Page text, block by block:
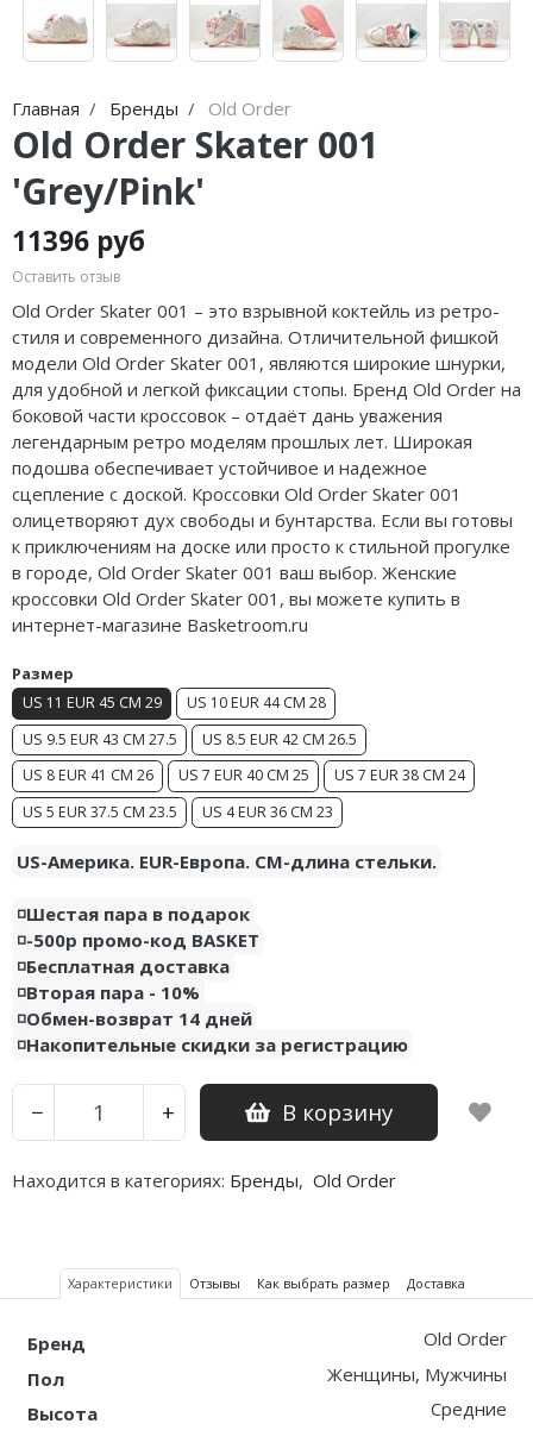
Главная Бренды Old Order
Old Order Skater 001
'Grey/Pink'
11396 руб
Оставить отзыв
Old Order Skater 001 – это взрывной коктейль из ретро-
стиля и современного дизайна. Отличительной фишкой
модели Old Order Skater 001, являются широкие шнурки,
для удобной и легкой фиксации стопы. Бренд Old Order на
боковой части кроссовок – отдаёт дань уважения
легендарным ретро моделям прошлых лет. Широкая
подошва обеспечивает устойчивое и надежное
сцепление с доской. Кроссовки Old Order Skater 001
олицетворяют дух свободы и бунтарства. Если вы готовы
к приключениям на доске или просто к стильной прогулке
в городе, Old Order Skater 001 ваш выбор. Женские
кроссовки Old Order Skater 001, вы можете купить в
интернет-магазине Basketroom.ru
Размер
US 11 EUR 45 CM 29
US 10 EUR 44 CM 28
US 9.5 EUR 43 CM 27.5
US 8.5 EUR 42 CM 26.5
US 8 EUR 41 CM 26
US 7 EUR 40 CM 25
US 7 EUR 38 CM 24
US 5 EUR 37.5 CM 23.5
US 4 EUR 36 CM 23
US-Америка. EUR-Европа. CM-длина стельки.
◽️Шестая пара в подарок
◽️-500р промо-код BASKET
◽️Бесплатная доставка
◽️Вторая пара - 10%
◽️Обмен-возврат 14 дней
◽️Накопительные скидки за регистрацию
− + В корзину
Находится в категориях: Бренды, Old Order
Характеристики Отзывы Как выбрать размер Доставка
Бренд
Old Order
Пол
Женщины, Мужчины
Высота
Средние
Jordan Tatum
Air Jordan 312
Air Jordan 40
Air Jordan 39
Air Jordan 38
Air Jordan 37
Air Jordan 36
Air Jordan 1
Air Jordan 3
Air Jordan 4
Air Jordan 5
Air Jordan 6
Air Jordan 10
Air Jordan 11
Air Jordan 12
Air Jordan 13
Air Jordan 14
Air Jordan 15
Air Jordan 23
Nike Dunk
Nike Shox
Nike Blazer
Nike P-6000
Nike Initiator
Nike Pegasus
Nike Precision
Nike Hyperdunk
Nike Hyperset
Nike Cosmic Unity
Nike Air Deldon
Nike Sabrina
Nike ST
Nike GT
Nike Ja
Nike Book
Nike LeBron
Nike Kyrie
Nike Freak
Nike PG
Nike Foamposite
adidas Samba
adidas Gazelle
adidas Handball
adidas Adistar
adidas adiFOM
adidas Adizero
adidas Harden
adidas Dame
adidas AE
Adidas Yeezy Boost 350 V2